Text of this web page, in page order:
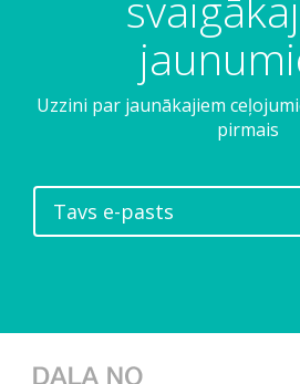
Uzzini par jaunākajiem
pirmais